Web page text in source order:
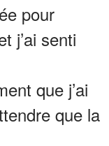
pour
j’ai senti
que j’ai
que la